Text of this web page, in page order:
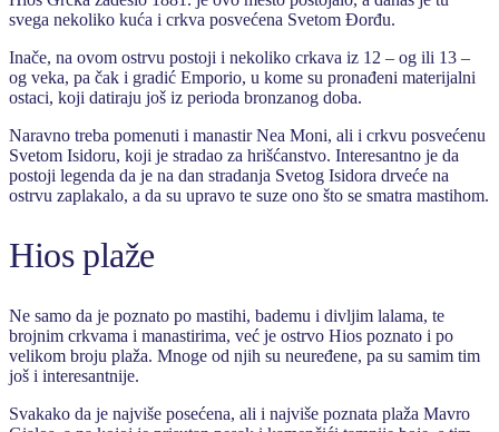
svega nekoliko kuća i crkva posvećena Svetom Đorđu.
Inače, na ovom ostrvu postoji i nekoliko crkava iz 12 – og ili 13 –
og veka, pa čak i gradić Emporio, u kome su pronađeni materijalni
ostaci, koji datiraju još iz perioda bronzanog doba.
Naravno treba pomenuti i manastir Nea Moni, ali i crkvu posvećenu
Svetom Isidoru, koji je stradao za hrišćanstvo. Interesantno je da
postoji legenda da je na dan stradanja Svetog Isidora drveće na
ostrvu zaplakalo, a da su upravo te suze ono što se smatra mastihom.
Hios plaže
Ne samo da je poznato po mastihi, bademu i divljim lalama, te
brojnim crkvama i manastirima, već je ostrvo Hios poznato i po
velikom broju plaža. Mnoge od njih su neuređene, pa su samim tim
još i interesantnije.
Svakako da je najviše posećena, ali i najviše poznata plaža Mavro